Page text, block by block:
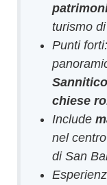
turismo
Punti forti:
Sannitico
chiese
Include
nel
di San